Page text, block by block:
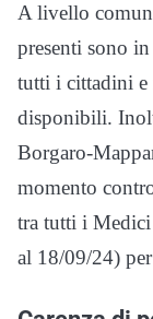
A livello
presenti sono
tutti i cittadini e
disponibili.
Borgaro-
momento
tra tutti i
al 18/09/24)